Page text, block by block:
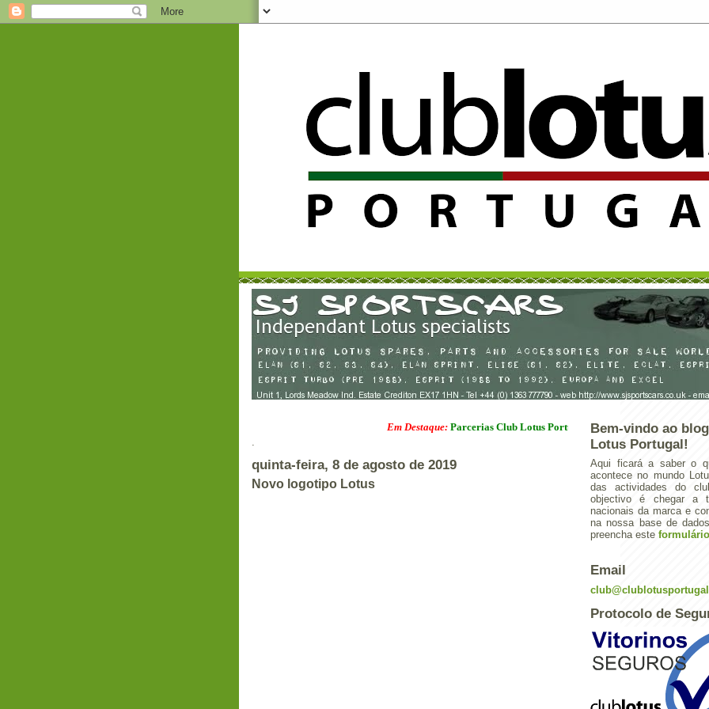
Em Destaque:Parcerias Club Lotus Portugal
quinta-feira, 8 de agosto de 2019
Novo logotipo Lotus
Bem-vindo ao
Lotus Portugal!
Aqui ficará a saber o
acontece no mundo
das actividades do
objectivo é chegar a
nacionais da marca e
na nossa base de
preencha este formulário
Email
Protocolo de